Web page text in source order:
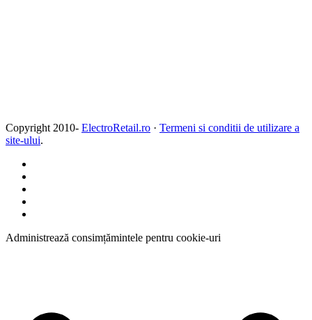
Copyright 2010- ElectroRetail.ro · Termeni si conditii de utilizare a
site-ului.
Administrează consimțămintele pentru cookie-uri